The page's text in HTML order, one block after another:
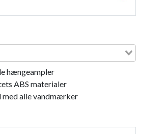
hængeampler
ABS materialer
alle vandmærker